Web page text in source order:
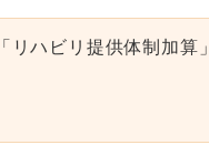
リハビリ提供体制加算